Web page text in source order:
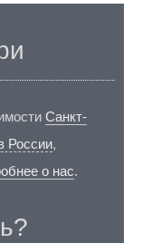
Санкт-
России,
о нас.